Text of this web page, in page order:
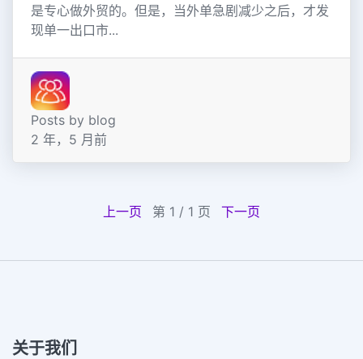
是专心做外贸的。但是，当外单急剧减少之后，才发
现单一出口市...
Posts by blog
2 年，5 月前
上一页 第 1 / 1 页 下一页
关于我们